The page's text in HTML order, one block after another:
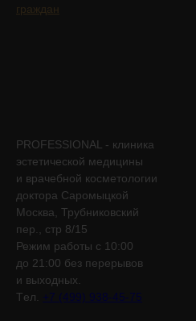
граждан
PROFESSIONAL - клиника
эстетической медицины
и врачебной косметологии
доктора Саромыцкой
Москва, Трубниковский
пер., стр 8/15
Режим работы с 10:00
до 21:00 без перерывов
и выходных.
Tел. +7 (499) 938-45-75